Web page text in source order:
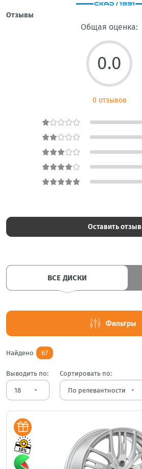
Отзывы
Общая оценка:
0.0
0 отзывов
Оставить отзыв
ВСЕ ДИСКИ
Фильтры
Найдено 67
Выводить по:
arrow_drop_down
Сортировать по:
arrow_drop_down